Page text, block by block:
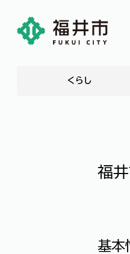
くらし
福
基本